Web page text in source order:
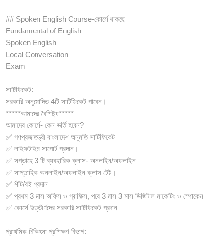
## Spoken English Course-কোর্সে থাকছে
Fundamental of English
Spoken English
Local Conversation
Exam
সার্টিফিকেট:
সরকারি অনুমোদিত 4টি সার্টিফিকেট পাবেন।
*****আমাদের বৈশিষ্ট্য*****
আমাদের কোর্সে- কেন ভর্তি হবেন?
✅ গণপ্রজাতন্ত্রী বাংলাদেশ অনুমতি সার্টিফিকেট
✅ লাইফটাইম সাপোর্ট প্রদান।
✅ সপ্তাহে 3 টি ব্যবহারিক ক্লাস- অনলাইন/অফলাইন
✅ সাপ্তাহিক অনলাইন/অফলাইন ক্লাস টেষ্ট।
✅ শীট/বই প্রদান
✅ প্রথম 3 মাস অফিস ও গ্রাফিক্স, পরে 3 মাস 3 মাস ডিজিটাল মাকেটিং ও স্পোকেন
✅ কোর্সে উর্ত্তীর্ণদের সরকারি সার্টিফিকেট প্রদান
প্রাথমিক চিকিৎসা প্রশিক্ষণ বিভাগ: